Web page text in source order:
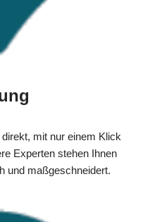
mit nur einem Klick
Experten stehen Ihnen
und maßgeschneidert.